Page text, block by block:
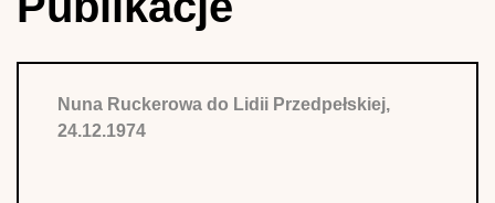
Nuna Ruckerowa do Lidii Przedpełskiej,
24.12.1974